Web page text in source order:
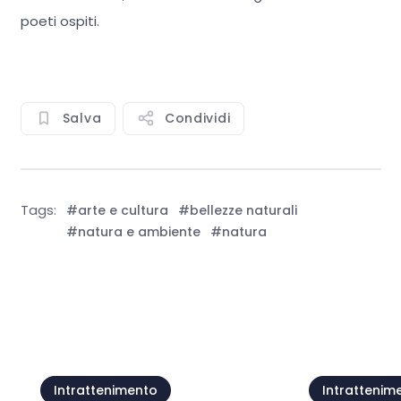
poeti ospiti.
Salva Condividi
Tags: #arte e cultura
#bellezze naturali
#natura e ambiente
#natura
Intrattenimento